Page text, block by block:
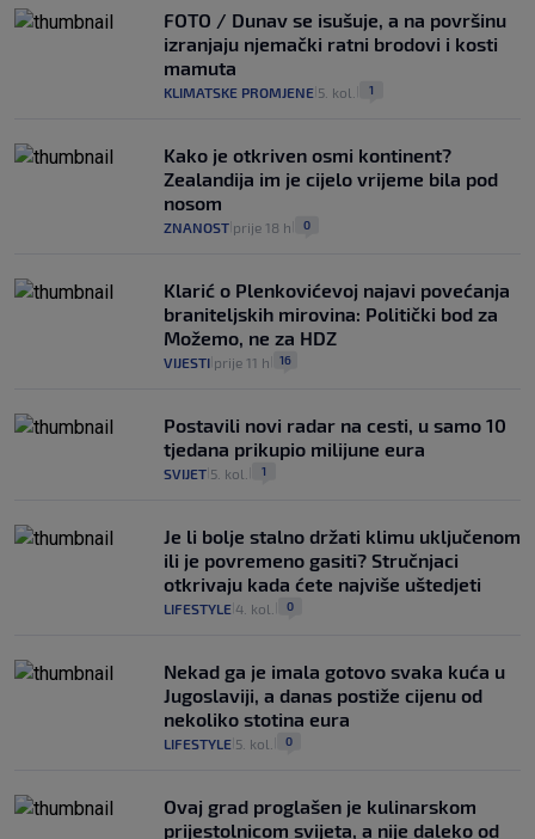
FOTO / Dunav se isušuje, a na površinu
izranjaju njemački ratni brodovi i kosti
mamuta
KLIMATSKE PROMJENE 5. kol. 1
Kako je otkriven osmi kontinent?
Zealandija im je cijelo vrijeme bila pod
nosom
ZNANOST prije 18 h 0
Klarić o Plenkovićevoj najavi povećanja
braniteljskih mirovina: Politički bod za
Možemo, ne za HDZ
VIJESTI prije 11 h 16
Postavili novi radar na cesti, u samo 10
tjedana prikupio milijune eura
SVIJET 5. kol. 1
Je li bolje stalno držati klimu uključenom
ili je povremeno gasiti? Stručnjaci
otkrivaju kada ćete najviše uštedjeti
LIFESTYLE 4. kol. 0
Nekad ga je imala gotovo svaka kuća u
Jugoslaviji, a danas postiže cijenu od
nekoliko stotina eura
LIFESTYLE 5. kol. 0
Ovaj grad proglašen je kulinarskom
prijestolnicom svijeta, a nije daleko od